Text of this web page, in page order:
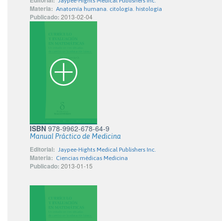
Materia: Anatomía humana. citología. histología
Publicado: 2013-02-04
ISBN 978-9962-678-64-9
Manual Práctico de Medicina
Editorial: Jaypee-Hights Medical Publishers Inc.
Materia: Ciencias médicas Medicina
Publicado: 2013-01-15